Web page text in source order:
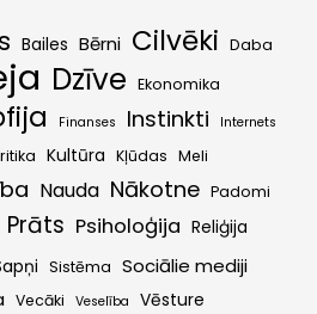
Bailes Bērni Cilvēki Daba
Dzīve Ekonomika
Finanses Instinkti
Internets
Kultūra Kļūdas Meli
Nauda Nākotne Padomi
Prāts Psiholoģija Reliģija
Sistēma Sociālie mediji
Vecāki Veselība Vēsture